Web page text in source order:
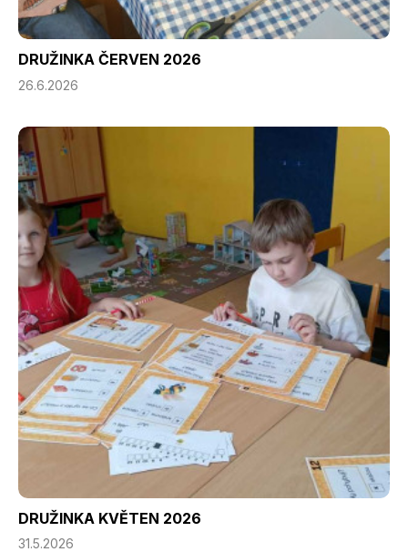
DRUŽINKA ČERVEN 2026
26.6.2026
DRUŽINKA KVĚTEN 2026
31.5.2026